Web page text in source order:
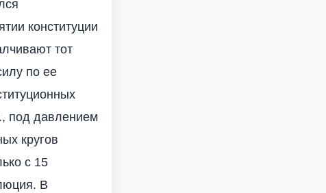
конституции
тот
по ее
под давлением
кругов
с 15
В